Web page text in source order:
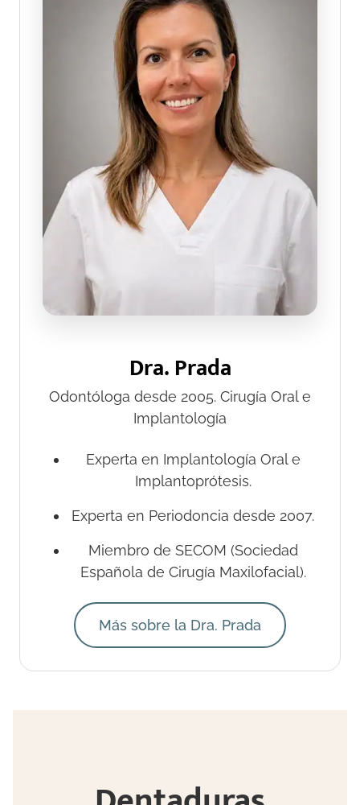
Dra. Prada
Odontóloga desde 2005. Cirugía Oral e
Implantología
Experta en Implantología Oral e
Implantoprótesis.
Experta en Periodoncia desde 2007.
Miembro de SECOM (Sociedad
Española de Cirugía Maxilofacial).
Más sobre la Dra. Prada